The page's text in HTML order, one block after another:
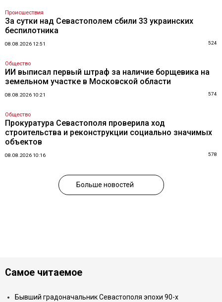
Происшествия
За сутки над Севастополем сбили 33 украинских
беспилотника
08.08.2026 12:51 524
Общество
ИИ выписал первый штраф за наличие борщевика на
земельном участке в Московской области
08.08.2026 10:21 574
Общество
Прокуратура Севастополя проверила ход
строительства и реконструкции социально значимых
объектов
08.08.2026 10:16 578
Больше новостей
Самое читаемое
Бывший градоначальник Севастополя эпохи 90-х